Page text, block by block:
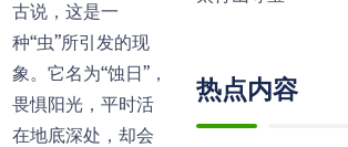
古说，这是一
种“虫”所引发的现
象。它名为“蚀日”，
畏惧阳光，平时活
在地底深处，却会
热点内容